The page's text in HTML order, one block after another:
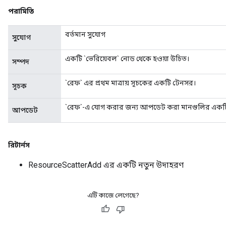
পরামিতি
সুযোগ বর্তমান সুযোগ
সম্পদ একটি `ভেরিয়েবল` নোড থেকে হওয়া উচিত।
সূচক `রেফ` এর প্রথম মাত্রায় সূচকের একটি টেনসর।
আপডেট `রেফ`-এ যোগ করার জন্য আপডেট করা মানগুলির
রিটার্নস
ResourceScatterAdd এর একটি নতুন উদাহরণ
এটি কাজে লেগেছে?